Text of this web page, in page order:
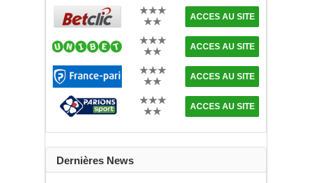
★★★
★★
ACCES AU SITE
★★★
★★
ACCES AU SITE
★★★
★★
ACCES AU SITE
★★★
★★
ACCES AU SITE
Dernières News